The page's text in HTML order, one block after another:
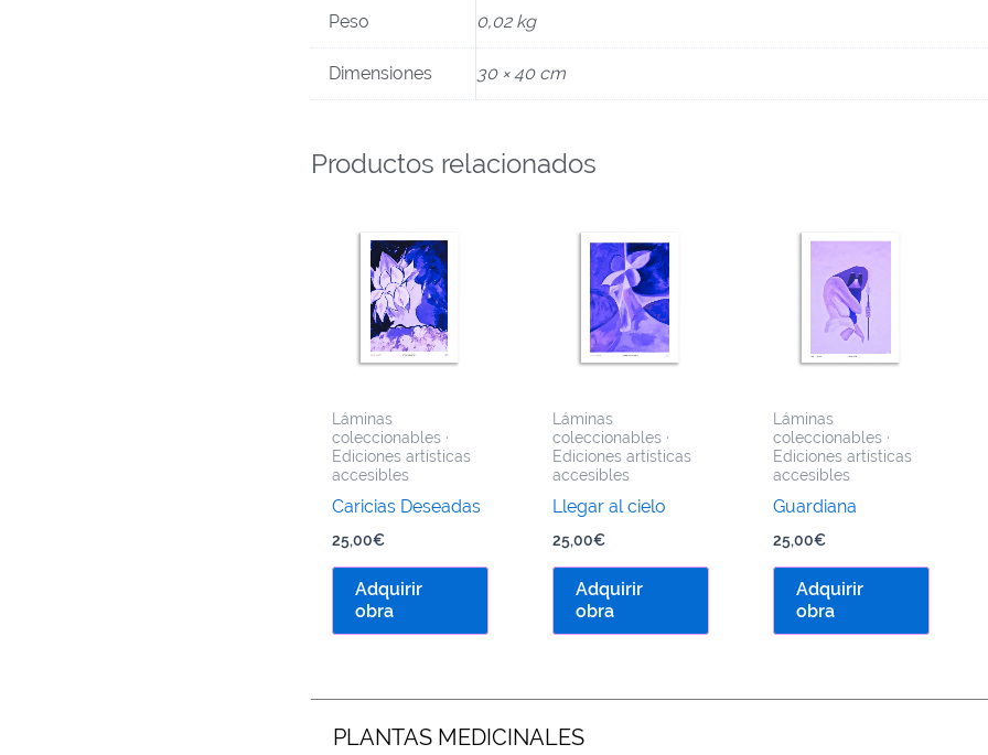
Peso 0,02 kg
Dimensiones 30 × 40 cm
Productos relacionados
Láminas
coleccionables ·
Ediciones artísticas
accesibles
Caricias Deseadas
25,00€
Adquirir
obra
Láminas
coleccionables ·
Ediciones artísticas
accesibles
Llegar al cielo
25,00€
Adquirir
obra
Láminas
coleccionables ·
Ediciones artísticas
accesibles
Guardiana
25,00€
Adquirir
obra
PLANTAS MEDICINALES